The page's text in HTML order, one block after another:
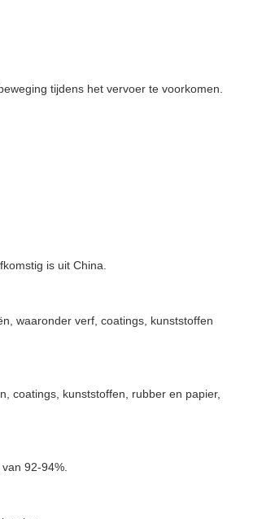
tijdens het vervoer te voorkomen.
is uit China.
waaronder verf, coatings, kunststoffen
coatings, kunststoffen, rubber en papier,
92-94%.